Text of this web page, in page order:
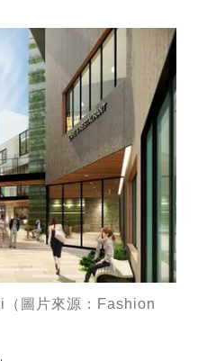
圖片來源：Fashion